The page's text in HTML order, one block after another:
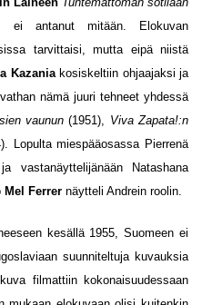
ei antanut mitään. Elokuvan
tarvittaisi, mutta eipä niistä
Kazania kosiskeltiin ohjaajaksi ja
nämä juuri tehneet yhdessä
vaunun (1951), Viva Zapata!:n
Lopulta miespääosassa Pierrenä
vastanäyttelijänään Natashana
Mel Ferrer näytteli Andrein roolin.
kesällä 1955, Suomeen ei
suunniteltuja kuvauksia
filmattiin kokonaisuudessaan